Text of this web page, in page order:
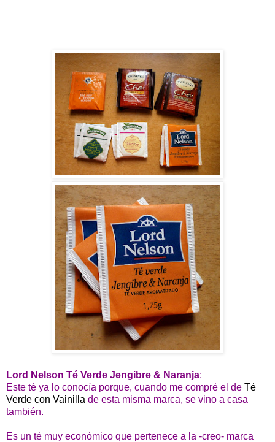
Lord Nelson Té Verde Jengibre & Naranja:
Este té ya lo conocía porque, cuando me compré el de Té
Verde con Vainilla de esta misma marca, se vino a casa
también.
Es un té muy económico que pertenece a la -creo- marca